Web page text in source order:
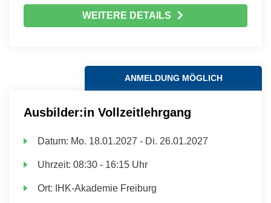
WEITERE DETAILS
ANMELDUNG MÖGLICH
Ausbilder:in Vollzeitlehrgang
Datum: Mo. 18.01.2027 - Di. 26.01.2027
Uhrzeit:08:30 - 16:15 Uhr
Ort: IHK-Akademie Freiburg